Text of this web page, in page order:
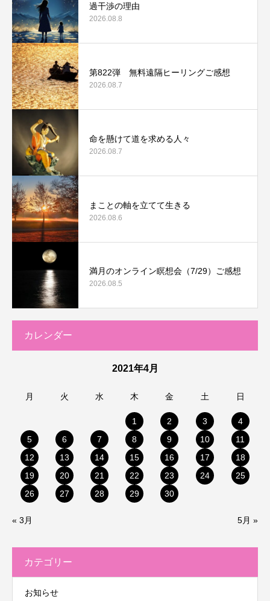
過干渉の理由
2026.08.8
第822弾 無料遠隔ヒーリングご感想
2026.08.7
命を懸けて道を求める人々
2026.08.7
まことの軸を立てて生きる
2026.08.6
満月のオンライン瞑想会（7/29）ご感想
2026.08.5
カレンダー
2021年4月
月 火 水 木 金 土 日
1 2 3
4
5
6 7 8 9 10
11
12
13 14 15 16 17
18
19
20 21 22 23 24
25
26
27 28 29 30
« 3月 5月 »
カテゴリー
お知らせ